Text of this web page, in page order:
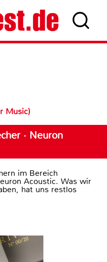
Music)
· Neuron
im Bereich
Acoustic. Was wir
hat uns restlos